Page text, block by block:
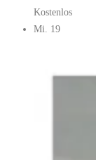
Kostenlos
Mi. 19